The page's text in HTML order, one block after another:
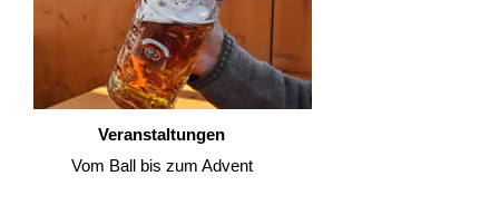
Veranstaltungen
Vom Ball bis zum Advent